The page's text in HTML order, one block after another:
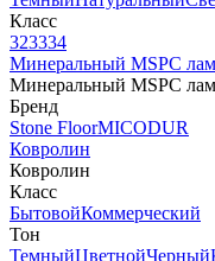
Класс
323334
Минеральный MSPC
Минеральный MSPC
Бренд
Stone FloorMICODUR
Ковролин
Ковролин
Класс
БытовойКоммерческий
Тон
ТемныйЦветнойЧерный